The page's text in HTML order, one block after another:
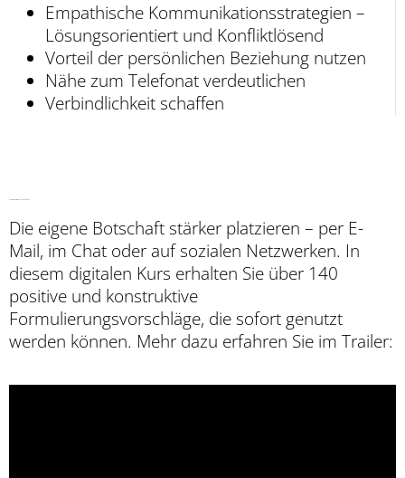
Empathische Kommunikationsstrategien –
Lösungsorientiert und Konfliktlösend
Vorteil der persönlichen Beziehung nutzen
Nähe zum Telefonat verdeutlichen
Verbindlichkeit schaffen
Die eigene Botschaft stärker platzieren – per E-
Mail, im Chat oder auf sozialen Netzwerken. In
diesem digitalen Kurs erhalten Sie über 140
positive und konstruktive
Formulierungsvorschläge, die sofort genutzt
werden können. Mehr dazu erfahren Sie im Trailer: